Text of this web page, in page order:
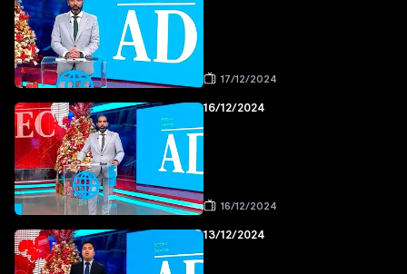
17/12/2024
16/12/2024
16/12/2024
13/12/2024